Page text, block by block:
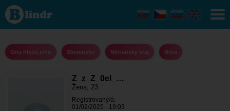
Z_z_Z_0el_%
- Ona hledá
jeho
Nitriansky
Ona hledá jeho Slovensko Nitriansky kraj Nitra
Z_z_Z_0el_…
Žena, 23
Registrovaný/á:
01/02/2025 - 19:03